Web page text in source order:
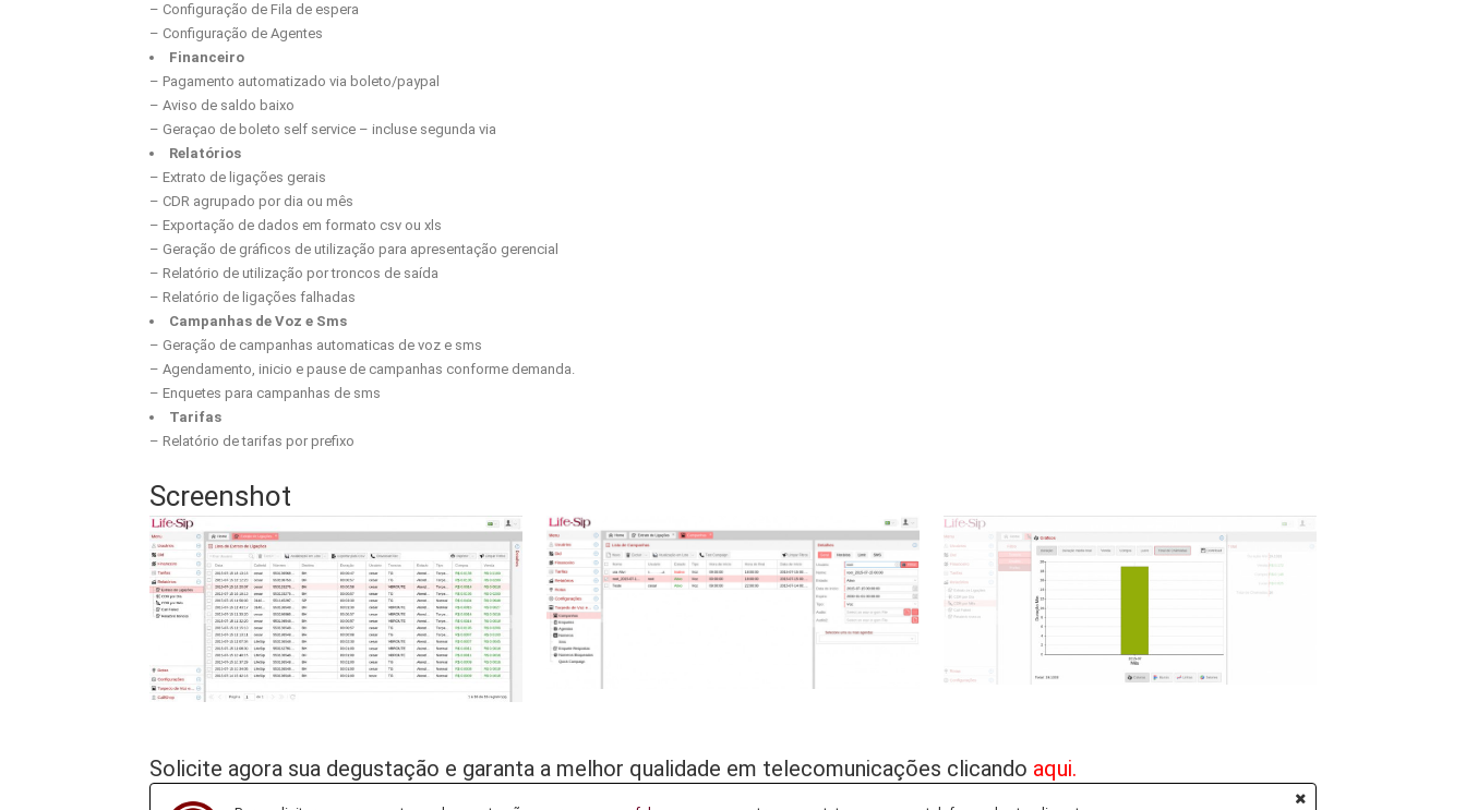
– Configuração de Fila de espera
– Configuração de Agentes
Financeiro
– Pagamento automatizado via boleto/paypal
– Aviso de saldo baixo
– Geraçao de boleto self service – incluse segunda via
Relatórios
– Extrato de ligações gerais
– CDR agrupado por dia ou mês
– Exportação de dados em formato csv ou xls
– Geração de gráficos de utilização para apresentação gerencial
– Relatório de utilização por troncos de saída
– Relatório de ligações falhadas
Campanhas de Voz e Sms
– Geração de campanhas automaticas de voz e sms
– Agendamento, inicio e pause de campanhas conforme demanda.
– Enquetes para campanhas de sms
Tarifas
– Relatório de tarifas por prefixo
Screenshot
Solicite agora sua degustação e garanta a melhor qualidade em telecomunicações clicando aqui.
Endereço
Rua Brigadeiro Eduardo Gomes,
1060 sl 202
Gloria - Belo Horizonte
Minas Gerais
Operadora Voip autorizada pela
(21) 4063-9927
(11) 4063-7464
08005915052
comercial@life-sip.com
(31) 4063-9927